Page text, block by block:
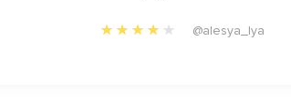
@alesya_lya